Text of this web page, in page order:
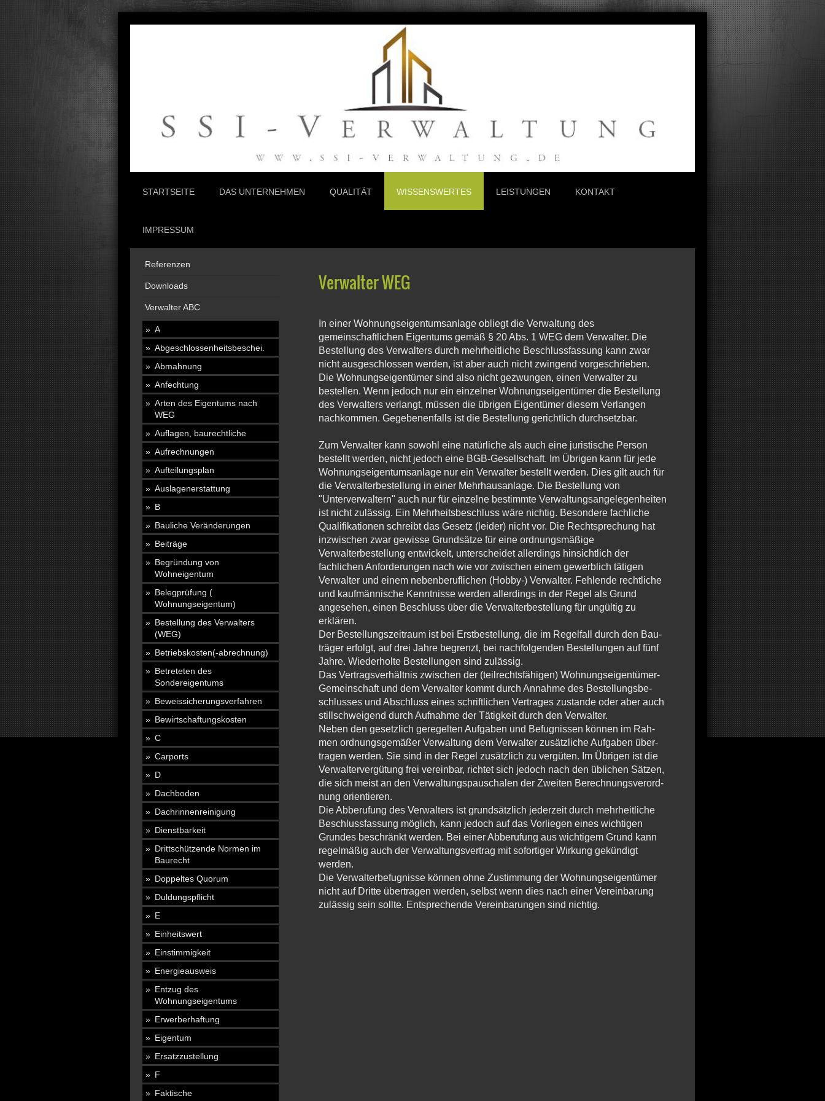
STARTSEITE DAS UNTERNEHMEN QUALITÄT WISSENSWERTES LEISTUNGEN KONTAKT
IMPRESSUM
Verwalter WEG
In einer Wohnungseigentumsanlage obliegt die Verwaltung des
gemeinschaftlichen Eigentums gemäß § 20 Abs. 1 WEG dem Verwalter. Die
Bestellung des Verwalters durch mehrheitliche Beschlussfassung kann zwar
nicht ausgeschlossen werden, ist aber auch nicht zwingend vorgeschrieben.
Die Wohnungseigentümer sind also nicht gezwungen, einen Verwalter zu
bestellen. Wenn jedoch nur ein einzelner Wohnungseigentümer die Bestellung
des Verwalters verlangt, müssen die übrigen Eigentümer diesem Verlangen
nachkommen. Gegebenenfalls ist die Bestellung gerichtlich durchsetzbar.
Zum Verwalter kann sowohl eine natürliche als auch eine juristische Person
bestellt werden, nicht jedoch eine BGB-Gesellschaft. Im Übrigen kann für jede
Wohnungseigentumsanlage nur ein Verwalter bestellt werden. Dies gilt auch für
die Verwalterbestellung in einer Mehrhausanlage. Die Bestellung von
"Unterverwaltern" auch nur für einzelne bestimmte Verwaltungsangelegenheiten
ist nicht zulässig. Ein Mehrheitsbeschluss wäre nichtig. Besondere fachliche
Qualifikationen schreibt das Gesetz (leider) nicht vor. Die Rechtsprechung hat
inzwischen zwar gewisse Grundsätze für eine ordnungsmäßige
Verwalterbestellung entwickelt, unterscheidet allerdings hinsichtlich der
fachlichen Anforderungen nach wie vor zwischen einem gewerblich tätigen
Verwalter und einem nebenberuflichen (Hobby-) Verwalter. Fehlende rechtliche
und kaufmännische Kenntnisse werden allerdings in der Regel als Grund
angesehen, einen Beschluss über die Verwalterbestellung für ungültig zu
erklären.
Der Bestellungszeitraum ist bei Erst­be­stel­lung, die im Re­gel­fall durch den Bau­
trä­ger er­folgt, auf drei Jah­re be­grenzt, bei nach­fol­gen­den Be­stel­lun­gen auf fünf
Jahre. Wie­der­holte Be­stel­lun­gen sind zu­läs­sig.
Das Vertragsverhältnis zwischen der (teilr­echts­fä­hi­gen) Woh­nungs­ei­gen­tü­mer-
Ge­mein­schaft und dem Ver­wal­ter kommt durch An­nah­me des Be­stel­lungs­be­
schlus­ses und Ab­schluss eines schrift­li­chen Ver­tra­ges zu­stan­de oder aber auch
still­schwei­gend durch Auf­nah­me der Tä­tig­keit durch den Ver­wal­ter.
Neben den gesetzlich geregelten Auf­ga­ben und Be­fug­nis­sen kön­nen im Rah­
men ord­nungs­ge­mä­ßer Ver­wal­tung dem Ver­wal­ter zu­sätz­li­che Auf­ga­ben über­
tra­gen wer­den. Sie sind in der Regel zu­sätz­lich zu ver­gü­ten. Im Üb­ri­gen ist die
Ver­wal­ter­ver­gü­tung frei ver­ein­bar, rich­tet sich je­doch nach den üb­li­chen Sät­zen,
die sich meist an den Ver­wal­tungs­pau­scha­len der Zwei­ten Be­rech­nungs­ver­ord­
nung orien­tie­ren.
Die Ab­be­ru­fung des Verwalters ist grund­sätz­lich jeder­zeit durch mehr­heit­li­che
Be­schluss­fas­sung mög­lich, kann je­doch auf das Vor­lie­gen eines wich­ti­gen
Grundes be­schränkt wer­den. Bei ei­ner Ab­be­ru­fung aus wich­tigem Grund kann
re­gel­mä­ßig auch der Ver­wal­tungs­ver­trag mit so­for­ti­ger Wir­kung ge­kün­digt
werden.
Die Verwalterbefugnisse können ohne Zu­stim­mung der Woh­nungs­ei­gen­tü­mer
nicht auf Drit­te über­tra­gen wer­den, selbst wenn dies nach einer Ver­ein­ba­rung
zu­läs­sig sein sollte. Ent­spre­chen­de Ver­ein­ba­run­gen sind nich­tig.
Referenzen
Downloads
Verwalter ABC
A
Abgeschlossenheitsbeschei.
Abmahnung
Anfechtung
Arten des Eigentums nach
WEG
Auflagen, baurechtliche
Aufrechnungen
Aufteilungsplan
Auslagenerstattung
B
Bauliche Veränderungen
Beiträge
Begründung von
Wohneigentum
Belegprüfung (
Wohnungseigentum)
Bestellung des Verwalters
(WEG)
Betriebskosten(-abrechnung)
Betreteten des
Sondereigentums
Beweissicherungsverfahren
Bewirtschaftungskosten
C
Carports
D
Dachboden
Dachrinnenreinigung
Dienstbarkeit
Drittschützende Normen im
Baurecht
Doppeltes Quorum
Duldungspflicht
E
Einheitswert
Einstimmigkeit
Energieausweis
Entzug des
Wohnungseigentums
Erwerberhaftung
Eigentum
Ersatzzustellung
F
Faktische